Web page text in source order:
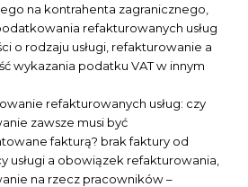
na kontrahenta zagranicznego,
refakturowanych usług
o rodzaju usługi, refakturowanie a
wykazania podatku VAT w innym
refakturowanych usług: czy
zawsze musi być
fakturą? brak faktury od
usługi a obowiązek refakturowania,
na rzecz pracowników –